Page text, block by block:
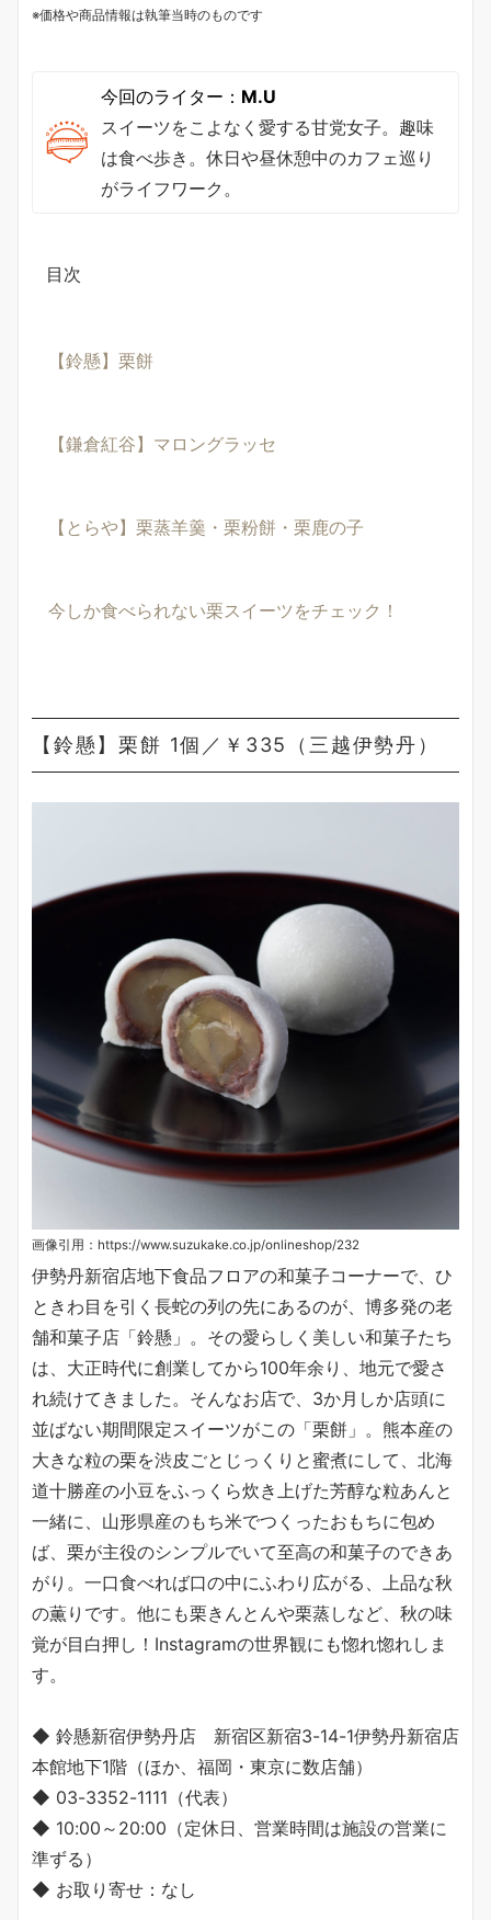
※価格や商品情報は執筆当時のものです
今回のライター： M.U
スイーツをこよなく愛する甘党女子。趣味
は食べ歩き。休日や昼休憩中のカフェ巡り
がライフワーク。
目次
【鈴懸】栗餅
【鎌倉紅谷】マロングラッセ
【とらや】栗蒸羊羹・栗粉餅・栗鹿の子
今しか食べられない栗スイーツをチェック！
【鈴懸】栗餅 1個／￥335（三越伊勢丹）
画像引用：https://www.suzukake.co.jp/onlineshop/232
伊勢丹新宿店地下食品フロアの和菓子コーナーで、ひ
ときわ目を引く長蛇の列の先にあるのが、博多発の老
舗和菓子店「鈴懸」。その愛らしく美しい和菓子たち
は、大正時代に創業してから100年余り、地元で愛さ
れ続けてきました。そんなお店で、3か月しか店頭に
並ばない期間限定スイーツがこの「栗餅」。熊本産の
大きな粒の栗を渋皮ごとじっくりと蜜煮にして、北海
道十勝産の小豆をふっくら炊き上げた芳醇な粒あんと
一緒に、山形県産のもち米でつくったおもちに包め
ば、栗が主役のシンプルでいて至高の和菓子のできあ
がり。一口食べれば口の中にふわり広がる、上品な秋
の薫りです。他にも栗きんとんや栗蒸しなど、秋の味
覚が目白押し！Instagramの世界観にも惚れ惚れしま
す。
◆ 鈴懸新宿伊勢丹店 新宿区新宿3-14-1伊勢丹新宿店
本館地下1階（ほか、福岡・東京に数店舗）
◆ 03-3352-1111（代表）
◆ 10:00～20:00（定休日、営業時間は施設の営業に
準ずる）
◆ お取り寄せ：なし